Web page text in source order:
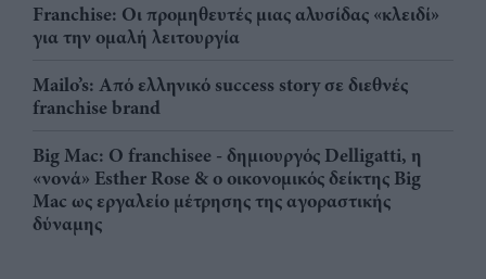
Franchise: Οι προμηθευτές μιας αλυσίδας «κλειδί»
για την ομαλή λειτουργία
Mailo’s: Από ελληνικό success story σε διεθνές
franchise brand
Big Mac: Ο franchisee - δημιουργός Delligatti, η
«νονά» Esther Rose & ο οικονομικός δείκτης Big
Mac ως εργαλείο μέτρησης της αγοραστικής
δύναμης